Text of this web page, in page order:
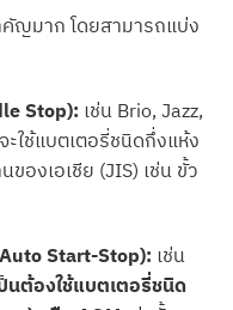
คัญมาก โดยสามารถแบ่ง
Stop): เช่น Brio, Jazz,
ะใช้แบตเตอรี่ชนิดกึ่งแห้ง
ของเอเชีย (JIS) เช่น ขั้ว
Start-Stop): เช่น
นต้องใช้แบตเตอรี่ชนิด